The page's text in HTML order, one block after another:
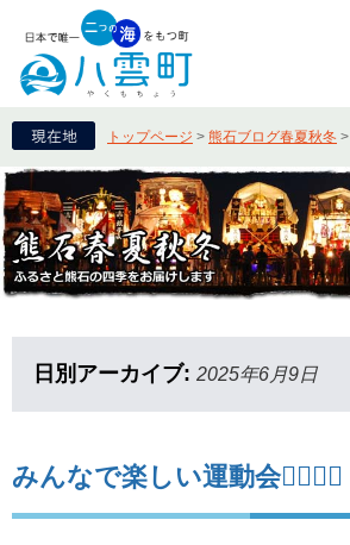
トップページ > 熊石ブログ春夏秋冬 >
日別アーカイブ: 2025年6月9日
みんなで楽しい運動会🏃‍♂️🏃‍♀️